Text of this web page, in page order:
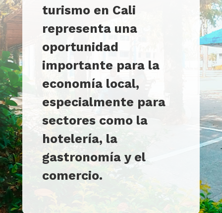
turismo en Cali
representa una
oportunidad
importante para la
economía local,
especialmente para
sectores como la
hotelería, la
gastronomía y el
comercio.